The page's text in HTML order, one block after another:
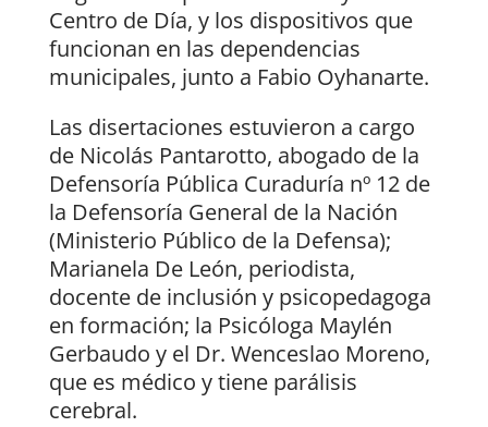
Centro de Día, y los dispositivos que
funcionan en las dependencias
municipales, junto a Fabio Oyhanarte.
Las disertaciones estuvieron a cargo
de Nicolás Pantarotto, abogado de la
Defensoría Pública Curaduría nº 12 de
la Defensoría General de la Nación
(Ministerio Público de la Defensa);
Marianela De León, periodista,
docente de inclusión y psicopedagoga
en formación; la Psicóloga Maylén
Gerbaudo y el Dr. Wenceslao Moreno,
que es médico y tiene parálisis
cerebral.